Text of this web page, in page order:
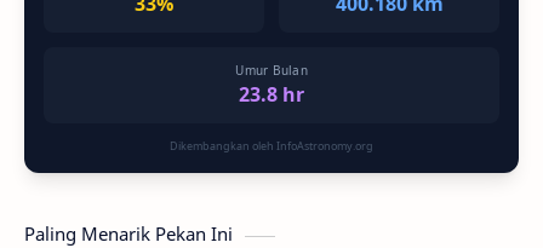
Umur Bulan
23.8 hr
Dikembangkan oleh InfoAstronomy.org
Paling Menarik Pekan Ini